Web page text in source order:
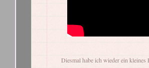
Diesmal habe ich wieder ein kleines